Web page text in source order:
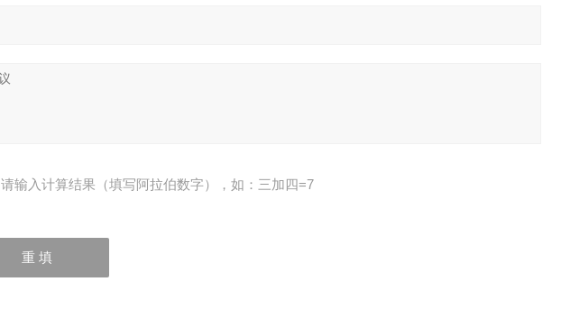
请输入计算结果（填写阿拉伯数字），如：三加四=7